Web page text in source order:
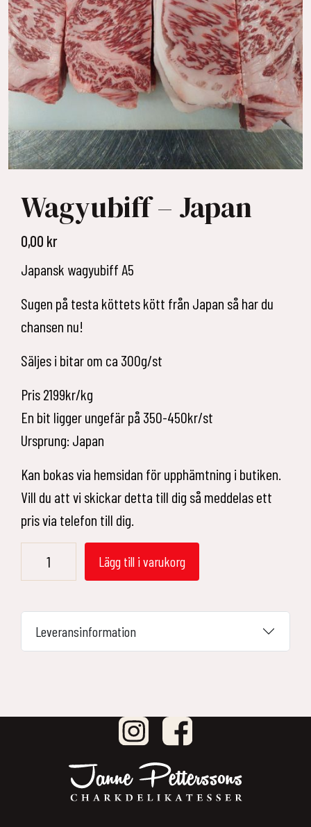
Wagyubiff – Japan
0,00 kr
Japansk wagyubiff A5
Sugen på testa köttets kött från Japan så har du
chansen nu!
Säljes i bitar om ca 300g/st
Pris 2199kr/kg
En bit ligger ungefär på 350-450kr/st
Ursprung: Japan
Kan bokas via hemsidan för upphämtning i butiken.
Vill du att vi skickar detta till dig så meddelas ett
pris via telefon till dig.
Wagyubiff
-
Lägg till i varukorg
Leveransinformation